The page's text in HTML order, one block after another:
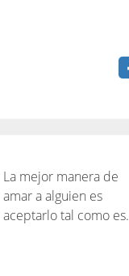
La mejor manera de
amar a alguien es
aceptarlo tal como es.